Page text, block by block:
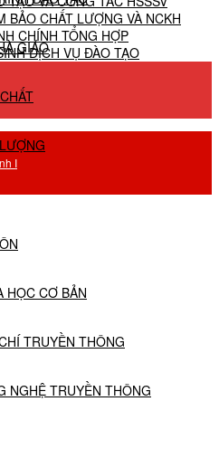
GIÁO
HỌC CƠ BẢN
TRUYỀN THÔNG
NGHỆ TRUYỀN THÔNG
BẢO CHẤT LƯỢNG VÀ NCKH
CHÍNH TỔNG HỢP
DỊCH VỤ ĐÀO TẠO